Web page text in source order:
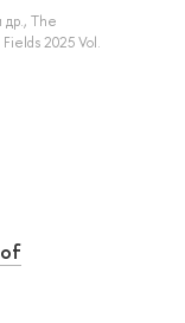
др., The
2025 Vol.